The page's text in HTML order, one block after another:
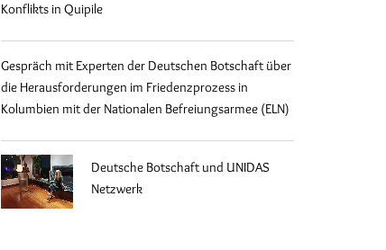
Konflikts in Quipile
Gespräch mit Experten der Deutschen Botschaft über
die Herausforderungen im Friedenzprozess in
Kolumbien mit der Nationalen Befreiungsarmee (ELN)
Deutsche Botschaft und UNIDAS
Netzwerk